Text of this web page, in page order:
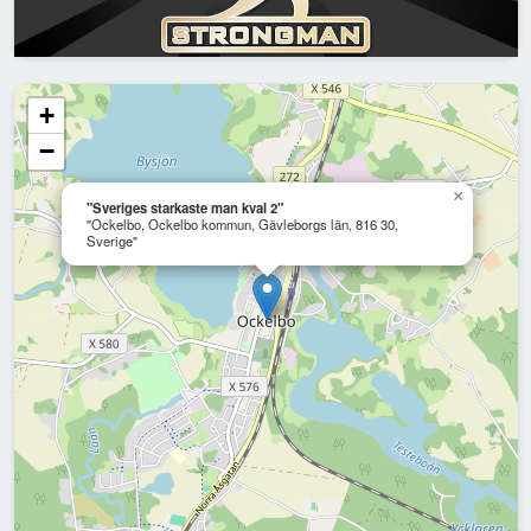
"Sveriges starkaste man kval 2"
"Ockelbo, Ockelbo kommun, Gävleborgs län, 816 30,
Sverige"
×
+
−